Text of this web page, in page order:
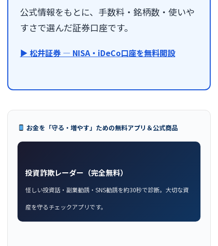
公式情報をもとに、手数料・銘柄数・使いや
すさで選んだ証券口座です。
▶ 松井証券 — NISA・iDeCo口座を無料開設
お金を「守る・増やす」ための無料アプリ＆公式商品
投資詐欺レーダー（完全無料）
怪しい投資話・副業勧誘・SNS勧誘を約30秒で診断。大切な資
産を守るチェックアプリです。